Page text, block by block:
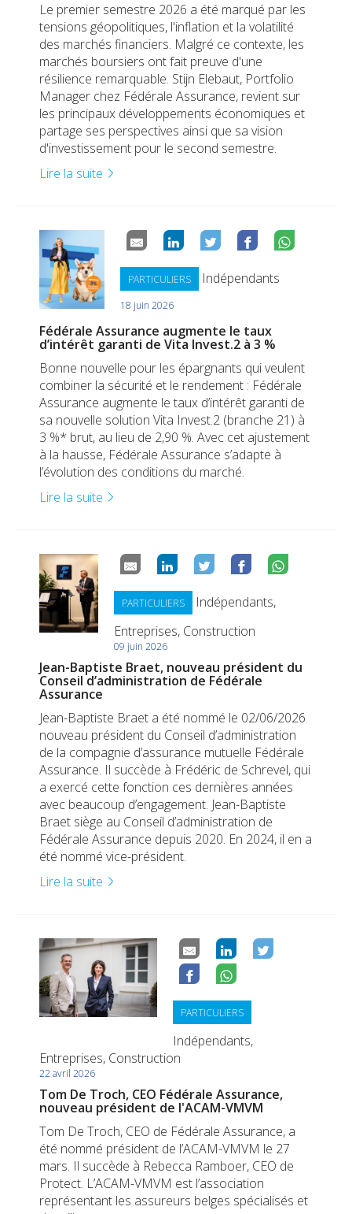
Le premier semestre 2026 a été marqué par les
tensions géopolitiques, l'inflation et la volatilité
des marchés financiers. Malgré ce contexte, les
marchés boursiers ont fait preuve d'une
résilience remarquable. Stijn Elebaut, Portfolio
Manager chez Fédérale Assurance, revient sur
les principaux développements économiques et
partage ses perspectives ainsi que sa vision
d'investissement pour le second semestre.
Lire la suite
PARTICULIERS Indépendants
18 juin 2026
Fédérale Assurance augmente le taux
d’intérêt garanti de Vita Invest.2 à 3 %
Bonne nouvelle pour les épargnants qui veulent
combiner la sécurité et le rendement : Fédérale
Assurance augmente le taux d’intérêt garanti de
sa nouvelle solution Vita Invest.2 (branche 21) à
3 %* brut, au lieu de 2,90 %. Avec cet ajustement
à la hausse, Fédérale Assurance s’adapte à
l’évolution des conditions du marché.
Lire la suite
PARTICULIERS
Indépendants,
Entreprises, Construction
09 juin 2026
Jean-Baptiste Braet, nouveau président du
Conseil d’administration de Fédérale
Assurance
Jean-Baptiste Braet a été nommé le 02/06/2026
nouveau président du Conseil d’administration
de la compagnie d’assurance mutuelle Fédérale
Assurance. Il succède à Frédéric de Schrevel, qui
a exercé cette fonction ces dernières années
avec beaucoup d’engagement. Jean-Baptiste
Braet siège au Conseil d’administration de
Fédérale Assurance depuis 2020. En 2024, il en a
été nommé vice-président.
Lire la suite
PARTICULIERS
Indépendants,
Entreprises, Construction
22 avril 2026
Tom De Troch, CEO Fédérale Assurance,
nouveau président de l'ACAM-VMVM
Tom De Troch, CEO de Fédérale Assurance, a
été nommé président de l’ACAM-VMVM le 27
mars. Il succède à Rebecca Ramboer, CEO de
Protect. L’ACAM-VMVM est l’association
représentant les assureurs belges spécialisés et